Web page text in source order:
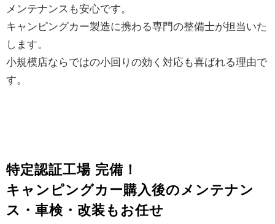
メンテナンスも安心です。
キャンピングカー製造に携わる専門の整備士が担当いた
します。
小規模店ならではの小回りの効く対応も喜ばれる理由で
す。
特定認証工場 完備！
キャンピングカー購入後のメンテナン
ス・車検・改装もお任せ